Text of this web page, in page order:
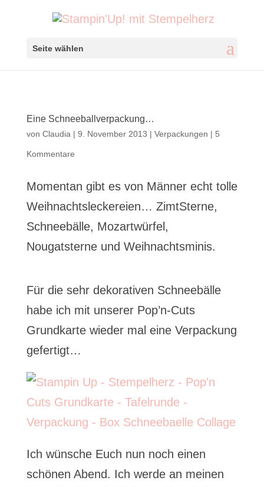
Seite wählen
Eine Schneeballverpackung…
von Claudia | 9. November 2013 | Verpackungen | 5
Kommentare
Momentan gibt es von Männer echt tolle
Weihnachtsleckereien… ZimtSterne,
Schneebälle, Mozartwürfel,
Nougatsterne und Weihnachtsminis.
Für die sehr dekorativen Schneebälle
habe ich mit unserer Pop’n-Cuts
Grundkarte wieder mal eine Verpackung
gefertigt…
Ich wünsche Euch nun noch einen
schönen Abend. Ich werde an meinen